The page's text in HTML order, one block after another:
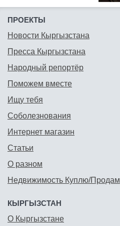
ПРОЕКТЫ
Новости Кыргызстана
Пресса Кыргызстана
Народный репортёр
Поможем вместе
Ищу тебя
Соболезнования
Интернет магазин
Статьи
О разном
Недвижимость Куплю/Продам
КЫРГЫЗСТАН
О Кыргызстане